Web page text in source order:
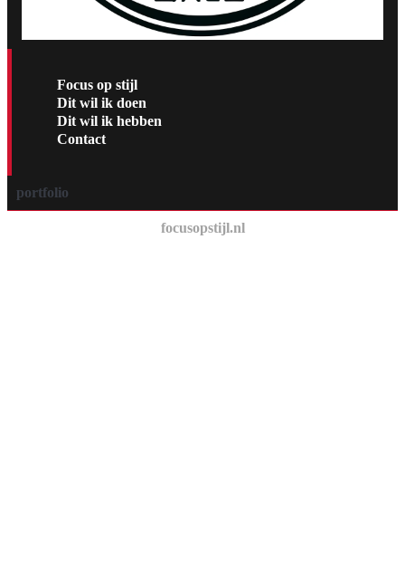
Focus op stijl
Dit wil ik doen
Dit wil ik hebben
Contact
portfolio
focusopstijl.nl